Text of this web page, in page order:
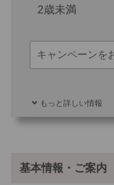
2歳未満
もっと詳しい情報
基本情報・ご案内